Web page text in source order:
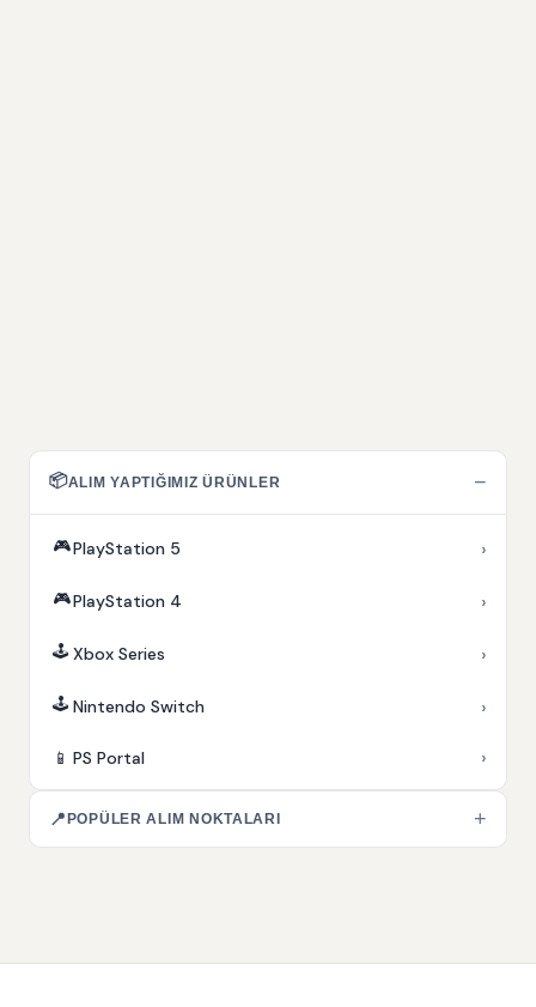
📦ALIM YAPTIĞIMIZ ÜRÜNLER −
🎮PlayStation 5 ›
🎮PlayStation 4 ›
🕹️ Xbox Series ›
🕹️ Nintendo Switch ›
📱 PS Portal ›
📍 POPÜLER ALIM NOKTALARI +